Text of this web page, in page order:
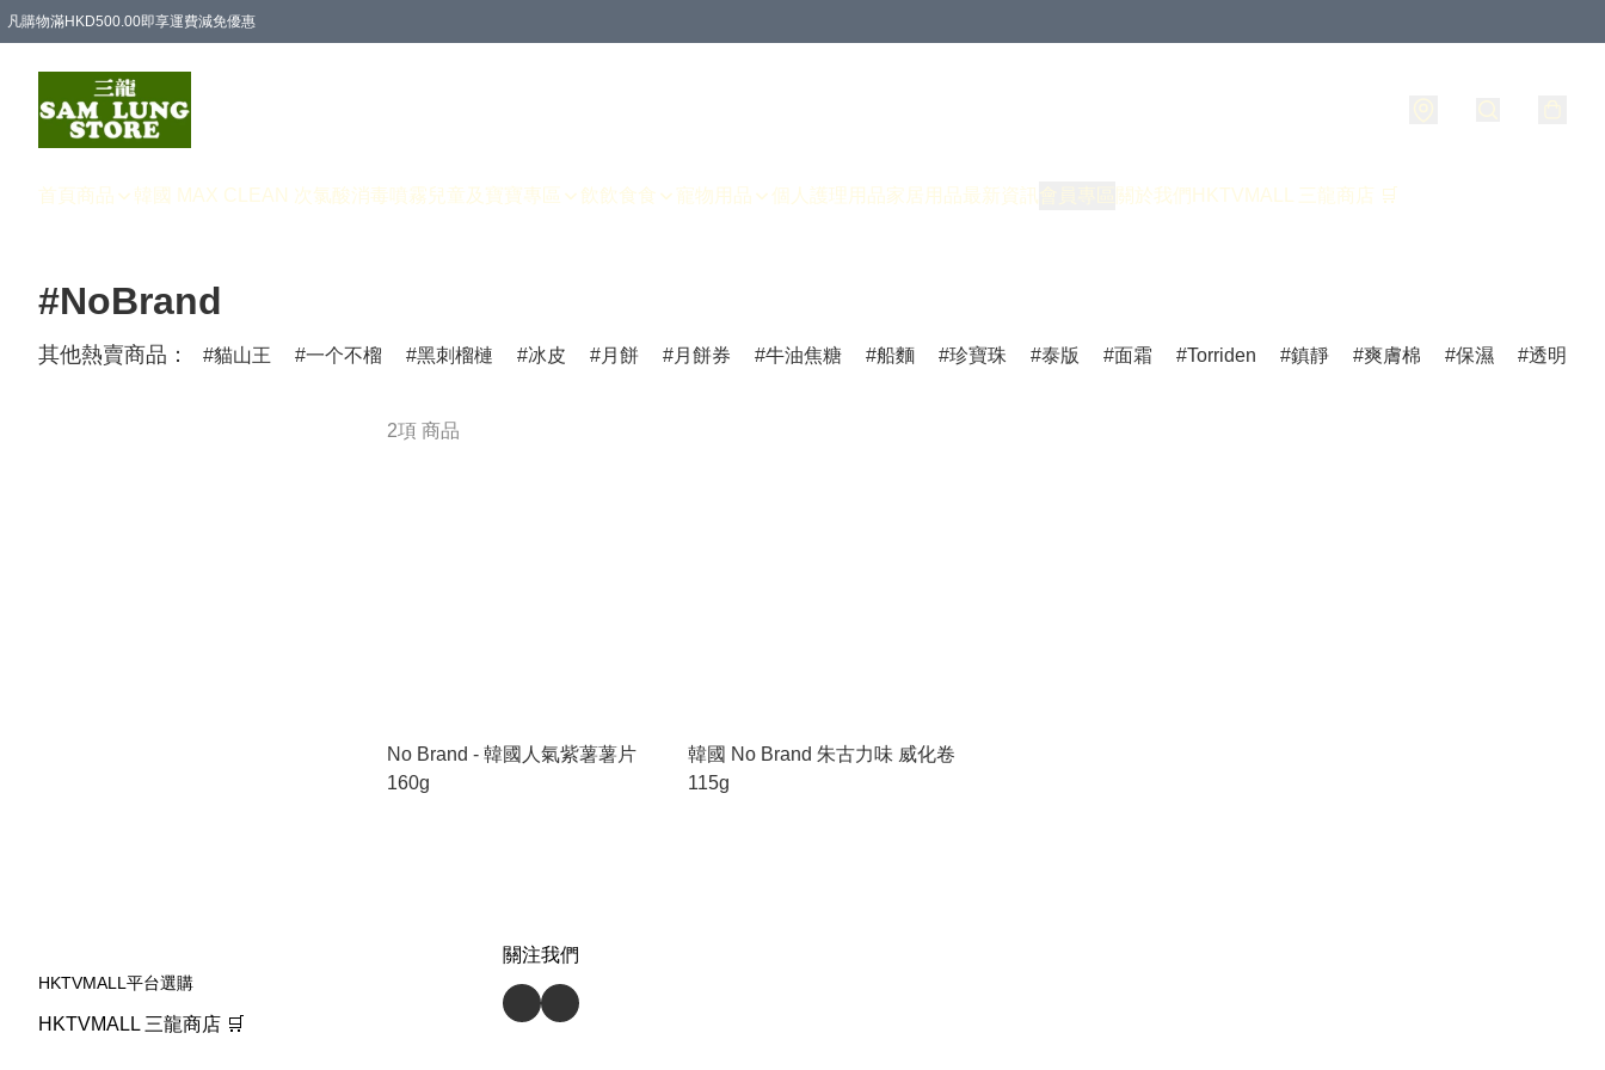
凡購物滿HKD500.00即享運費減免優惠
首頁 商品 韓國 MAX CLEAN 次氯酸消毒噴霧 兒童及寶寶專區 飲飲食食 寵物用品 個人護理用品家居用品 最新資訊 關於我們 HKTVMALL 三龍商店 🛒
#NoBrand
其他熱賣商品： 貓山王 一个不榴 黑刺榴槤 冰皮 月餅 月餅券 牛油焦糖 船麵 珍寶珠 泰版 面霜 Torriden 鎮靜 爽膚棉 保濕 透明質酸
2項 商品
No Brand - 韓國人氣紫薯薯片
160g
韓國 No Brand 朱古力味 威化卷
115g
HKTVMALL平台選購
HKTVMALL 三龍商店 🛒
關注我們